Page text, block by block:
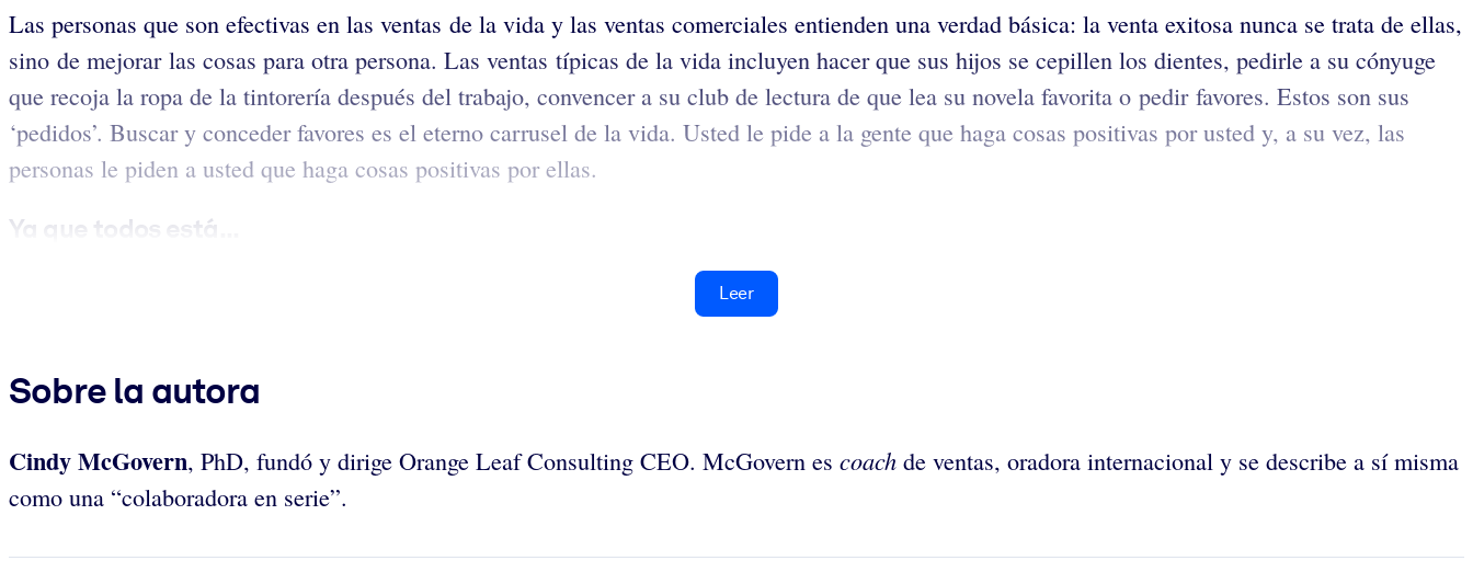
Las personas que son efectivas en las ventas de la vida y las ventas comerciales entienden una verdad básica: la venta exitosa nunca se trata de ellas,
sino de mejorar las cosas para otra persona. Las ventas típicas de la vida incluyen hacer que sus hijos se cepillen los dientes, pedirle a su cónyuge
que recoja la ropa de la tintorería después del trabajo, convencer a su club de lectura de que lea su novela favorita o pedir favores. Estos son sus
‘pedidos’. Buscar y conceder favores es el eterno carrusel de la vida. Usted le pide a la gente que haga cosas positivas por usted y, a su vez, las
personas le piden a usted que haga cosas positivas por ellas.
Ya que todos está...
Leer
Sobre la autora
Cindy McGovern, PhD, fundó y dirige Orange Leaf Consulting CEO. McGovern es coach de ventas, oradora internacional y se describe a sí misma
como una “colaboradora en serie”.